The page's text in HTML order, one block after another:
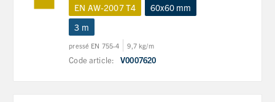
EN AW-2007 T4
60x60 mm
3 m
pressé EN 755-4 9,7 kg/m
Code article: V0007620